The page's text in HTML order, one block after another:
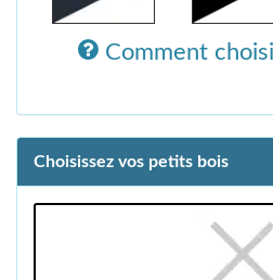
Comment
Choisissez vos petits bois